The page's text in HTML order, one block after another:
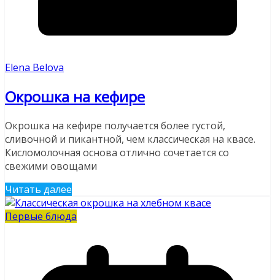
Elena Belova
Окрошка на кефире
Окрошка на кефире получается более густой,
сливочной и пикантной, чем классическая на квасе.
Кисломолочная основа отлично сочетается со
свежими овощами
Читать далее
Первые блюда